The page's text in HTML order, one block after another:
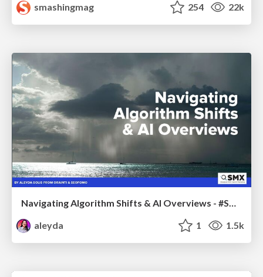
smashingmag
254 22k
Navigating Algorithm Shifts & AI Overviews - #SMXNext
aleyda
1 1.5k